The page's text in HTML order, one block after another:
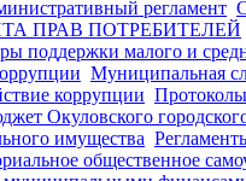
регламент
ПРАВ ПОТРЕБИТЕЛЕЙ
поддержки малого и
Муниципальная
коррупции
Окуловского
имущества
общественное